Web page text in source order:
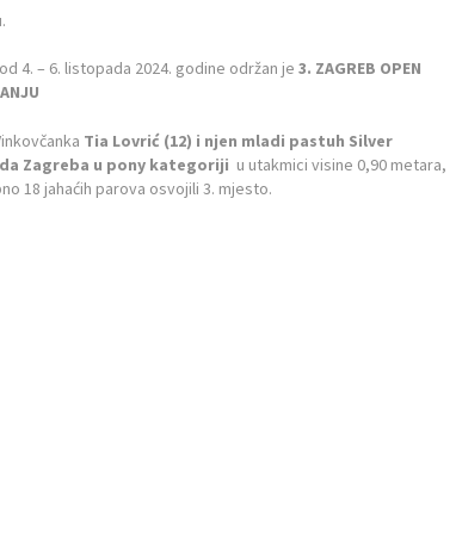
4. – 6. listopada 2024. godine održan je 3. ZAGREB OPEN
Tia Lovrić (12) i njen mladi pastuh Silver
Zagreba u pony kategoriji u utakmici visine 0,90 metara,
18 jahaćih parova osvojili 3. mjesto.